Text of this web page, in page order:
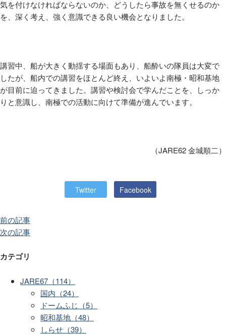
気を付けなければならないのか、どうしたら事故を無くせるのか
を、深く考え、強く意識できる良い機会となりました。
講習中、船が大きく動揺する場面もあり、船酔いの隊員は大変で
したが、船内での講習をほとんど終え、いよいよ南極・昭和基地
が目前に迫ってきました。講習や検討会で学んだことを、しっか
りと意識し、南極での活動に向けて準備が進んでいます。
（JARE62金城順二）
Twitter Facebook
前の記事
次の記事
カテゴリ
JARE67（114）
国内（24）
ドームふじ（5）
昭和基地（48）
しらせ（39）